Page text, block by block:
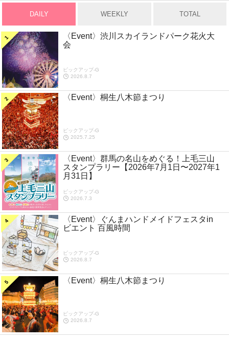
DAILY WEEKLY TOTAL
〈Event〉渋川スカイランドパーク花火大
会
ピックアップ-G
2026.8.7
〈Event〉桐生八木節まつり
ピックアップ-G
2025.7.25
〈Event〉群馬の名山をめぐる！上毛三山
スタンプラリー【2026年7月1日〜2027年1
月31日】
ピックアップ-G
2026.7.3
〈Event〉ぐんまハンドメイドフェスタin
ビエント 百風時間
ピックアップ-G
2026.8.7
〈Event〉桐生八木節まつり
ピックアップ-G
2026.8.7